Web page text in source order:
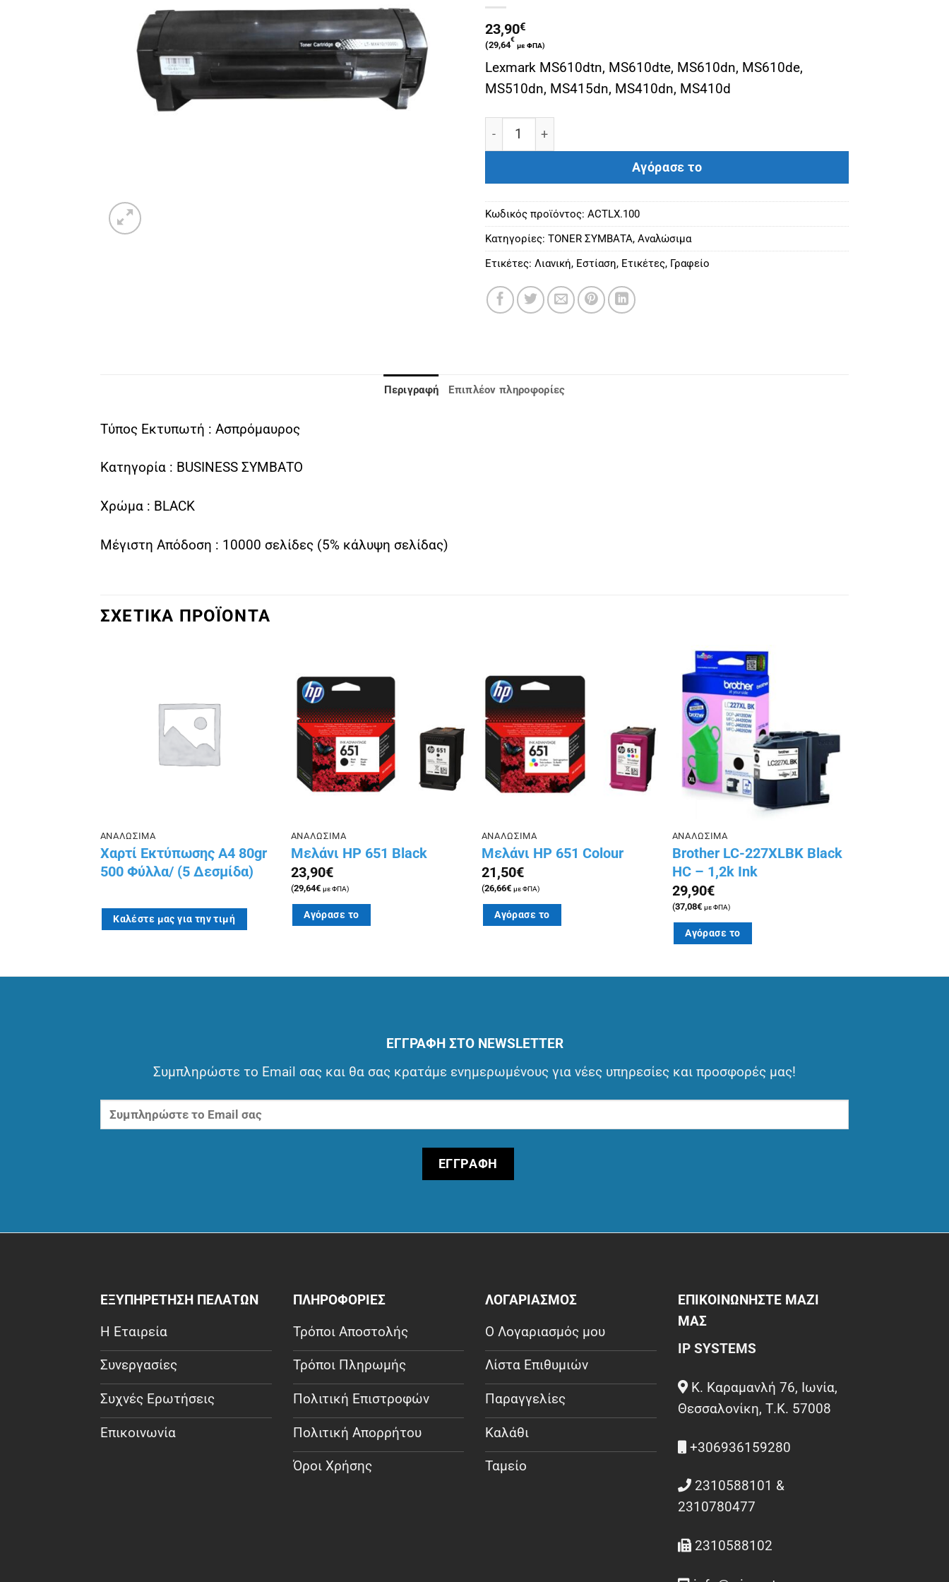
23,90€
(29,64
€
με ΦΠΑ)
Lexmark MS610dtn, MS610dte, MS610dn, MS610de,
MS510dn, MS415dn, MS410dn, MS410d
LEXMARK ΣΥΜΒΑΤΟ TONER MS410/MS510/MS610 (50F2X00, 502X) (10000)
Αγόρασε το
Κωδικός προϊόντος: ACTLX.100
Κατηγορίες: ΤΟΝΕR ΣΥΜΒΑΤΑ, Αναλώσιμα
Ετικέτες: Λιανική, Εστίαση, Ετικέτες, Γραφείο
Περιγραφή Επιπλέον πληροφορίες
Τύπος Εκτυπωτή : Ασπρόμαυρος
Κατηγορία : BUSINESS ΣΥΜΒΑΤΟ
Χρώμα : BLACK
Μέγιστη Απόδοση : 10000 σελίδες (5% κάλυψη σελίδας)
ΣΧΕΤΙΚΑ ΠΡΟΪΟΝΤΑ
στην λίστα
επιθυμιών
ΑΝΑΛΩΣΙΜΑ
Χαρτί Εκτύπωσης Α4 80gr
500 Φύλλα/ (5 Δεσμίδα)
Καλέστε μας για την τιμή
ΑΝΑΛΩΣΙΜΑ
Μελάνι HP 651 Black
23,90€
(29,64€ με ΦΠΑ)
Αγόρασε το
ΑΝΑΛΩΣΙΜΑ
Μελάνι HP 651 Colour
21,50€
(26,66€ με ΦΠΑ)
Αγόρασε το
ΑΝΑΛΩΣΙΜΑ
Brother LC-227XLBK Black
HC – 1,2k Ink
29,90€
(37,08€ με ΦΠΑ)
Αγόρασε το
ΕΓΓΡΑΦΗ ΣΤΟ NEWSLETTER
Συμπληρώστε το Email σας και θα σας κρατάμε ενημερωμένους για νέες υπηρεσίες και προσφορές μας!
ΕΞΥΠΗΡΕΤΗΣΗ ΠΕΛΑΤΩΝ
Η Εταιρεία
Συνεργασίες
Συχνές Ερωτήσεις
Επικοινωνία
ΠΛΗΡΟΦΟΡΙΕΣ
Τρόποι Αποστολής
Τρόποι Πληρωμής
Πολιτική Επιστροφών
Πολιτική Απορρήτου
Όροι Χρήσης
ΛΟΓΑΡΙΑΣΜΟΣ
Ο Λογαριασμός μου
Λίστα Επιθυμιών
Παραγγελίες
Καλάθι
Ταμείο
ΕΠΙΚΟΙΝΩΝΗΣΤΕ ΜΑΖΙ
ΜΑΣ
IP SYSTEMS
Κ. Καραμανλή 76, Ιωνία,
Θεσσαλονίκη, Τ.Κ. 57008
+306936159280
2310588101 &
2310780477
2310588102